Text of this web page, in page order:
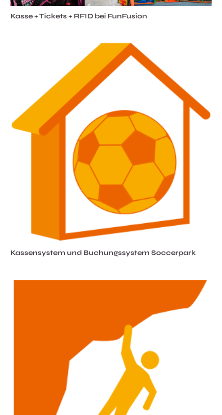
Kasse + Tickets + RFID bei FunFusion
Kassensystem und Buchungssystem Soccerpark